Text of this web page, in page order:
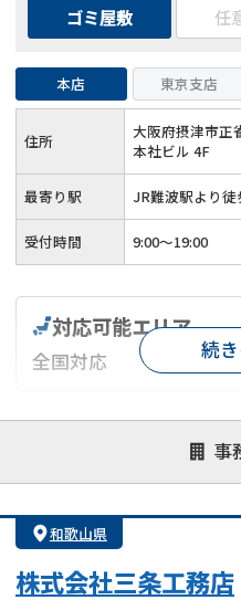
ゴミ屋敷
任
本店 東京支店
住所
大阪府摂津市正
本社ビル 4F
最寄り駅 JR難波駅より徒
受付時間 9:00～19:00
事
対応可能エリア
全国対応
対応が親身 オンラ
1億円
続
和歌山県
株式会社三条工務店